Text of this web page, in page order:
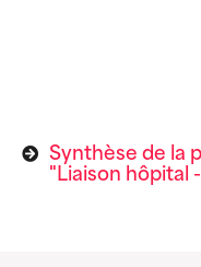
Synthèse de la
"Liaison hôpital